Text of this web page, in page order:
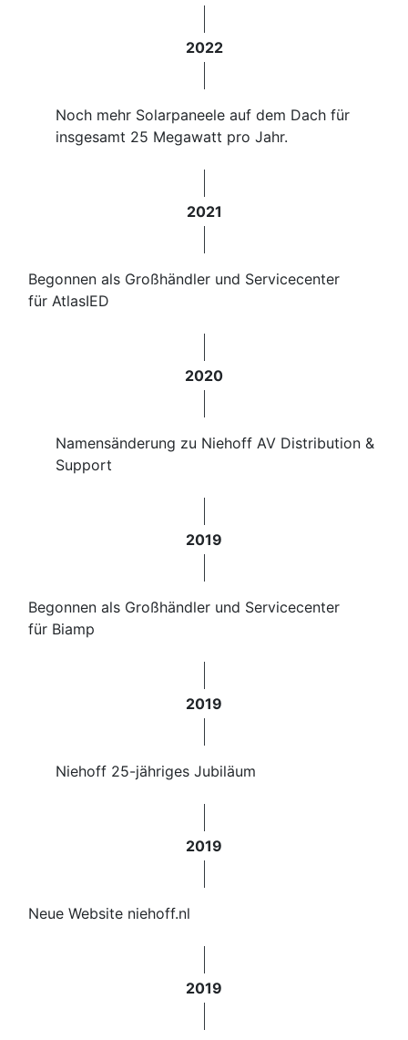
2022
Noch mehr Solarpaneele auf dem Dach für
insgesamt 25 Megawatt pro Jahr.
2021
Begonnen als Großhändler und Servicecenter
für AtlasIED
2020
Namensänderung zu Niehoff AV Distribution &
Support
2019
Begonnen als Großhändler und Servicecenter
für Biamp
2019
Niehoff 25-jähriges Jubiläum
2019
Neue Website niehoff.nl
2019